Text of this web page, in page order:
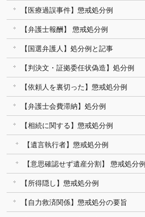
【医療過誤事件】懲戒処分例
【弁護士報酬】 懲戒処分例
【国選弁護人】処分例と記事
【判決文・証拠委任状偽造】処分例
【依頼人を裏切った】懲戒処分例
【弁護士会費滞納】処分例
【相続に関する】懲戒処分例
【遺言執行者】懲戒処分例
【意思確認せず遺産分割】 懲戒処分例
【所得隠し】懲戒処分例
【自力救済関係】懲戒処分の要旨